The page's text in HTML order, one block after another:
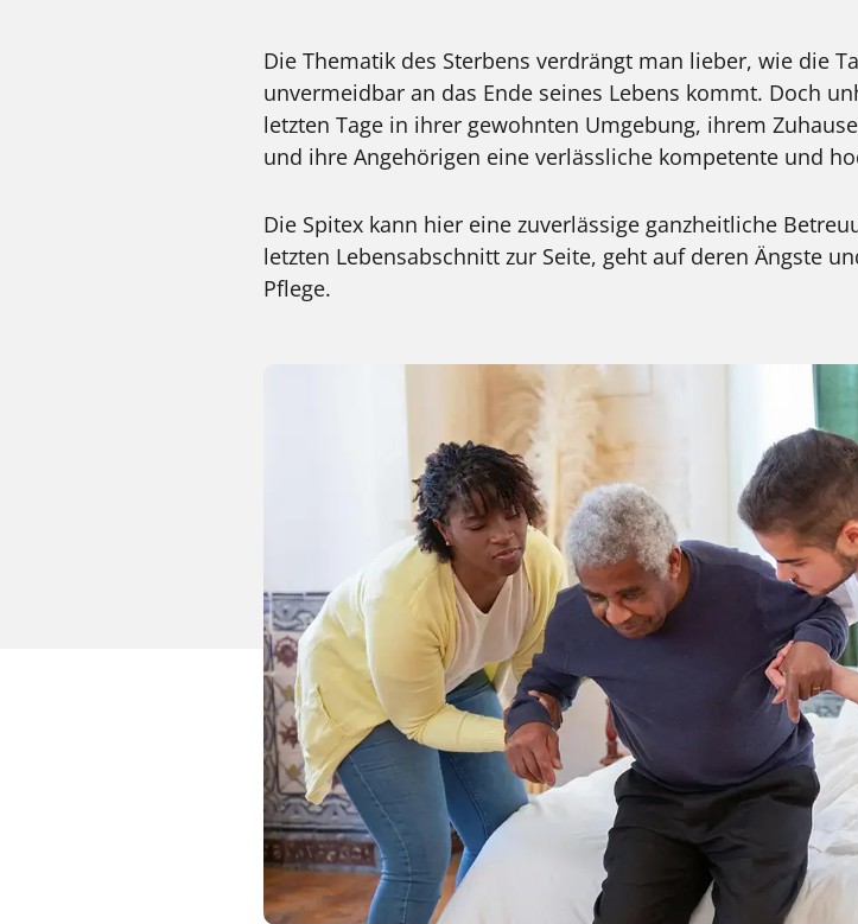
Die Thematik des Sterbens verdrängt man lieber, wie die
unvermeidbar an das Ende seines Lebens kommt. Doch
letzten Tage in ihrer gewohnten Umgebung, ihrem
und ihre Angehörigen eine verlässliche kompetente und
Die Spitex kann hier eine zuverlässige ganzheitliche
letzten Lebensabschnitt zur Seite, geht auf deren Ängste
Pflege.